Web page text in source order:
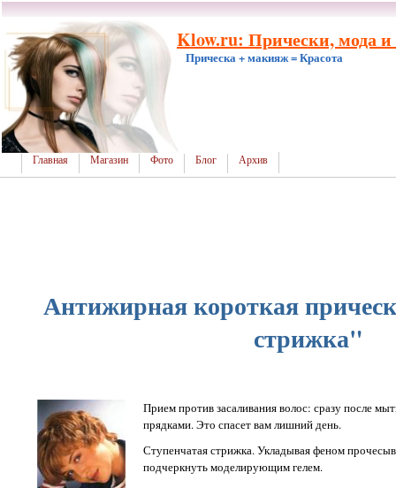
Klow.ru: Прически, мода и
Прическа + макияж = Красота
Главная Магазин Фото Блог Архив
Антижирная короткая
стрижка"
Прием против засаливания волос: сразу после
прядками. Это спасет вам лишний день.
Ступенчатая стрижка. Укладывая феном
подчеркнуть моделирующим гелем.